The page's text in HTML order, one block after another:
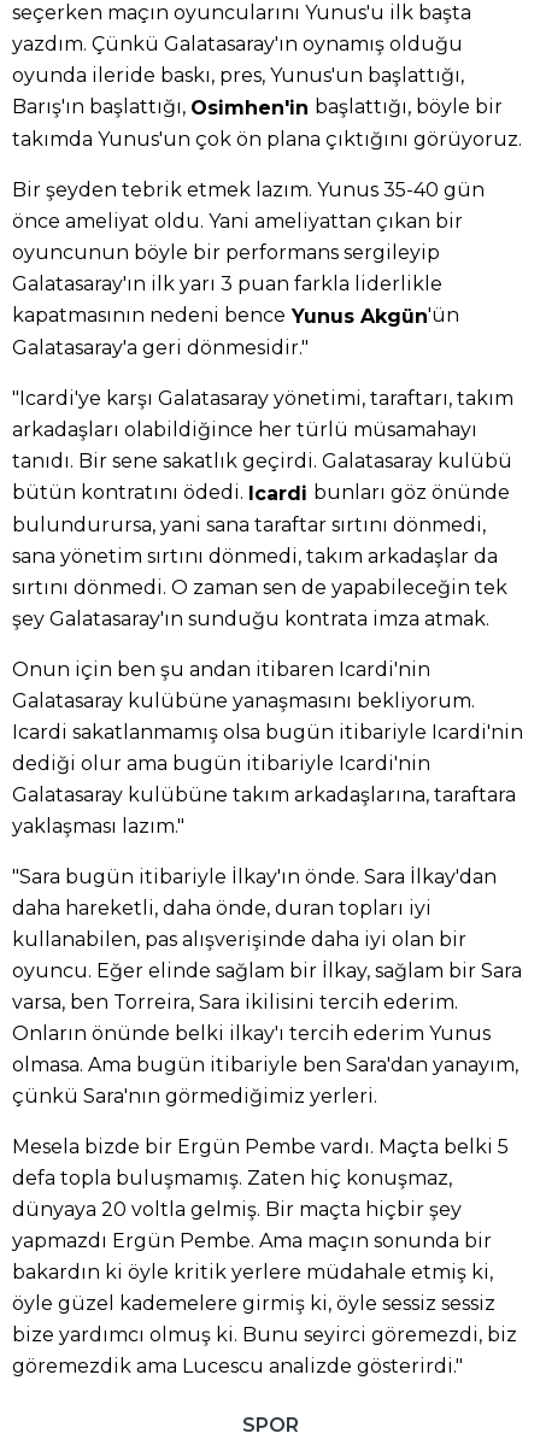
seçerken maçın oyuncularını Yunus'u ilk başta
yazdım. Çünkü Galatasaray'ın oynamış olduğu
oyunda ileride baskı, pres, Yunus'un başlattığı,
Barış'ın başlattığı, Osimhen'in başlattığı, böyle bir
takımda Yunus'un çok ön plana çıktığını görüyoruz.
Bir şeyden tebrik etmek lazım. Yunus 35-40 gün
önce ameliyat oldu. Yani ameliyattan çıkan bir
oyuncunun böyle bir performans sergileyip
Galatasaray'ın ilk yarı 3 puan farkla liderlikle
kapatmasının nedeni bence Yunus Akgün'ün
Galatasaray'a geri dönmesidir."
"Icardi'ye karşı Galatasaray yönetimi, taraftarı, takım
arkadaşları olabildiğince her türlü müsamahayı
tanıdı. Bir sene sakatlık geçirdi. Galatasaray kulübü
bütün kontratını ödedi. Icardi bunları göz önünde
bulundurursa, yani sana taraftar sırtını dönmedi,
sana yönetim sırtını dönmedi, takım arkadaşlar da
sırtını dönmedi. O zaman sen de yapabileceğin tek
şey Galatasaray'ın sunduğu kontrata imza atmak.
Onun için ben şu andan itibaren Icardi'nin
Galatasaray kulübüne yanaşmasını bekliyorum.
Icardi sakatlanmamış olsa bugün itibariyle Icardi'nin
dediği olur ama bugün itibariyle Icardi'nin
Galatasaray kulübüne takım arkadaşlarına, taraftara
yaklaşması lazım."
"Sara bugün itibariyle İlkay'ın önde. Sara İlkay'dan
daha hareketli, daha önde, duran topları iyi
kullanabilen, pas alışverişinde daha iyi olan bir
oyuncu. Eğer elinde sağlam bir İlkay, sağlam bir Sara
varsa, ben Torreira, Sara ikilisini tercih ederim.
Onların önünde belki ilkay'ı tercih ederim Yunus
olmasa. Ama bugün itibariyle ben Sara'dan yanayım,
çünkü Sara'nın görmediğimiz yerleri.
Mesela bizde bir Ergün Pembe vardı. Maçta belki 5
defa topla buluşmamış. Zaten hiç konuşmaz,
dünyaya 20 voltla gelmiş. Bir maçta hiçbir şey
yapmazdı Ergün Pembe. Ama maçın sonunda bir
bakardın ki öyle kritik yerlere müdahale etmiş ki,
öyle güzel kademelere girmiş ki, öyle sessiz sessiz
bize yardımcı olmuş ki. Bunu seyirci göremezdi, biz
göremezdik ama Lucescu analizde gösterirdi."
SPOR